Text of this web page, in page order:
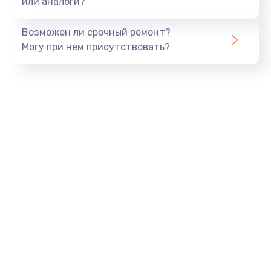
550 руб.
Возможен ли срочный ремонт?
Могу при нем присутствовать?